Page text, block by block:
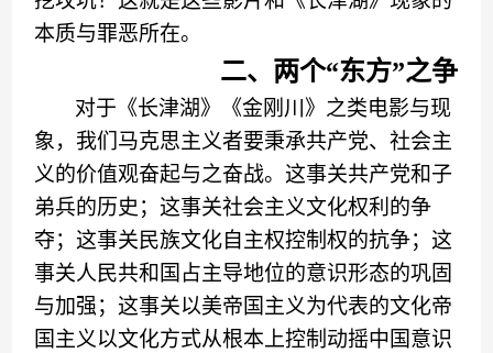
本质与罪恶所在。
二、 两个“东方”之争
对于 《长津湖》《金刚川 》 之类电影与现
象，我们马克思主义者要秉承共产党、社会主
义的价值观奋起与之奋战。 这事关共产党和子
弟兵的历史 ； 这事关社会主义文化权利的争
夺； 这事关民族文化自主权控制权的抗争； 这
事关人民共和国占主导地位的意识形态的巩固
与加强； 这事关以美帝国主义为代表的文化帝
国主义以文化方式从根本上控制动摇中国意识